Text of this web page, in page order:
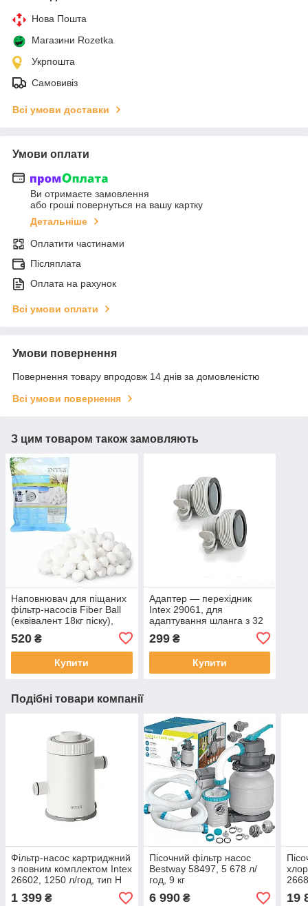
Нова Пошта
Магазини Rozetka
Укрпошта
Самовивіз
Всі умови доставки
Умови оплати
Ви отримаєте замовлення
або гроші повернуться на вашу картку
Детальніше
Оплатити частинами
Післяплата
Оплата на рахунок
Всі умови оплати
Умови повернення
Повернення товару впродовж 14 днів за домовленістю
Всі умови повернення
З цим товаром також замовляють
Наповнювач для піщаних
фільтр-насосів Fiber Ball
(еквівалент 18кг піску),
520 ₴
Купити
Адаптер — перехідник
Intex 29061, для
адаптування шланга з 32
шт.
299₴
Купити
Подібні товари компанії
Фільтр-насос картриджний
з повним комплектом Intex
26602, 1250 л/год, тип Н
1 399 ₴
Пісочний фільтр насос
Bestway 58497, 5 678 л/
год, 9 кг
6 990₴ 19